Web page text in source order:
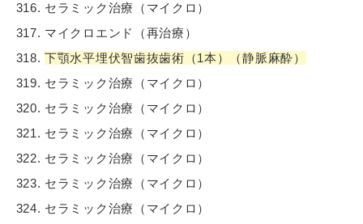
セラミック治療（マイクロ）
マイクロエンド（再治療）
下顎水平埋伏智歯抜歯術（1本）（静脈麻酔）
セラミック治療（マイクロ）
セラミック治療（マイクロ）
セラミック治療（マイクロ）
セラミック治療（マイクロ）
セラミック治療（マイクロ）
セラミック治療（マイクロ）